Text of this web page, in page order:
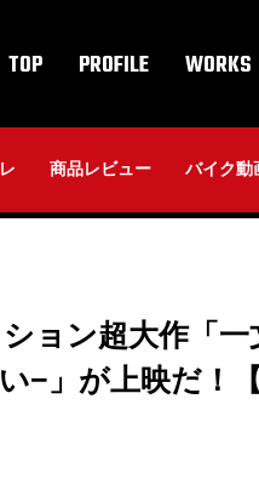
TOP PROFILE WORKS
商品レビュー バイク動
ョン超大作「一
−」が上映だ！